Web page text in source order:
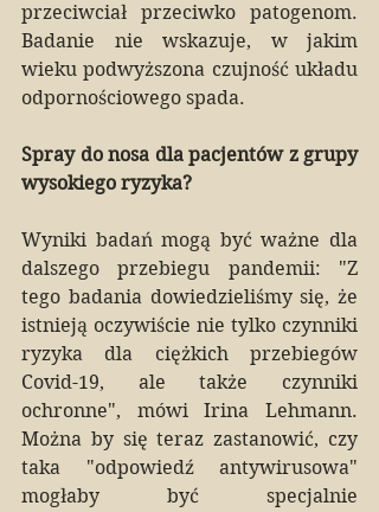
przeciwciał przeciwko patogenom.
Badanie nie wskazuje, w jakim
wieku podwyższona czujność układu
odpornościowego spada.
Spray do nosa dla pacjentów z grupy
wysokiego ryzyka?
Wyniki badań mogą być ważne dla
dalszego przebiegu pandemii: "Z
tego badania dowiedzieliśmy się, że
istnieją oczywiście nie tylko czynniki
ryzyka dla ciężkich przebiegów
Covid-19, ale także czynniki
ochronne", mówi Irina Lehmann.
Można by się teraz zastanowić, czy
taka "odpowiedź antywirusowa"
mogłaby być specjalnie